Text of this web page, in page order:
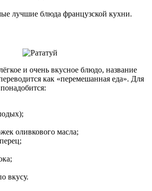
лучшие блюда французской кухни.
и очень вкусное блюдо, название
как «перемешанная еда». Для
оливкового масла;
вкусу.